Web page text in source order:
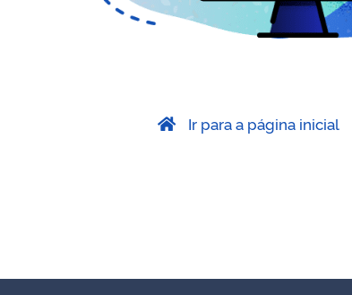
Ir para a página inicial